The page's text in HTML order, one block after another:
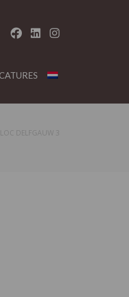
DELFGAUW 3